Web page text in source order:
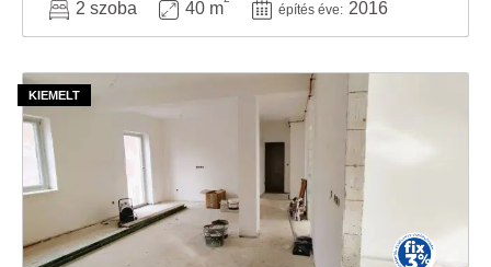
2 szoba 40 m építés éve: 2016